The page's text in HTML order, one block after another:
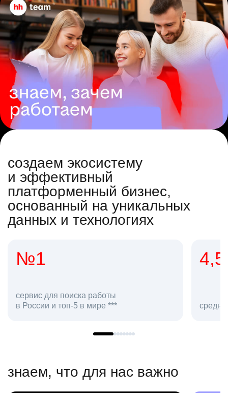
создаем экосистему
и эффективный
платформенный бизнес,
основанный на уникальных
данных и технологиях
4,5
средняя оценка hh.ru как работодателя **
в
знаем, что для нас важно